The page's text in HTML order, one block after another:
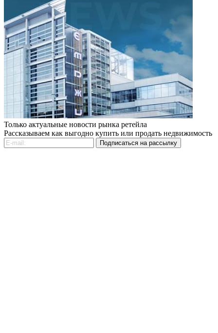
Только актуальные новости рынка ретейла
Рассказываем как выгодно купить или продать недвижимость